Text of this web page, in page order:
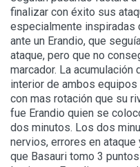
finalizar con éxito sus
especialmente
ante un Erandio, que
ataque, pero que no
marcador. La
interior de ambos equipos
con mas rotación que su
fue Erandio quien se
dos minutos. Los dos
nervios, errores en
que Basauri tomo 3